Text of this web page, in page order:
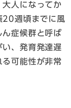
人になってか
20週頃までに風
ん症候群と呼ば
、発育発達遅
可能性が非常